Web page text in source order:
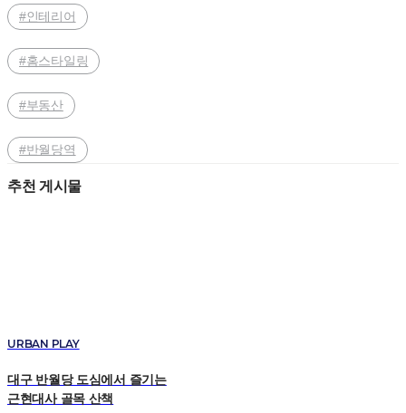
#인테리어
#홈스타일링
#부동산
#반월당역
추천 게시물
URBAN PLAY
대구 반월당 도심에서 즐기는
근현대사 골목 산책